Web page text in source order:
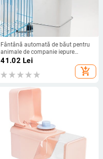
Fântână automată de băut pentru
animale de companie iepure
1L/500ML pentru hamster, dozator
de apă pentru iepure de Guinee,
hrănitor pentru adăpator, provizii
41.02 Lei
add_shopping_cart